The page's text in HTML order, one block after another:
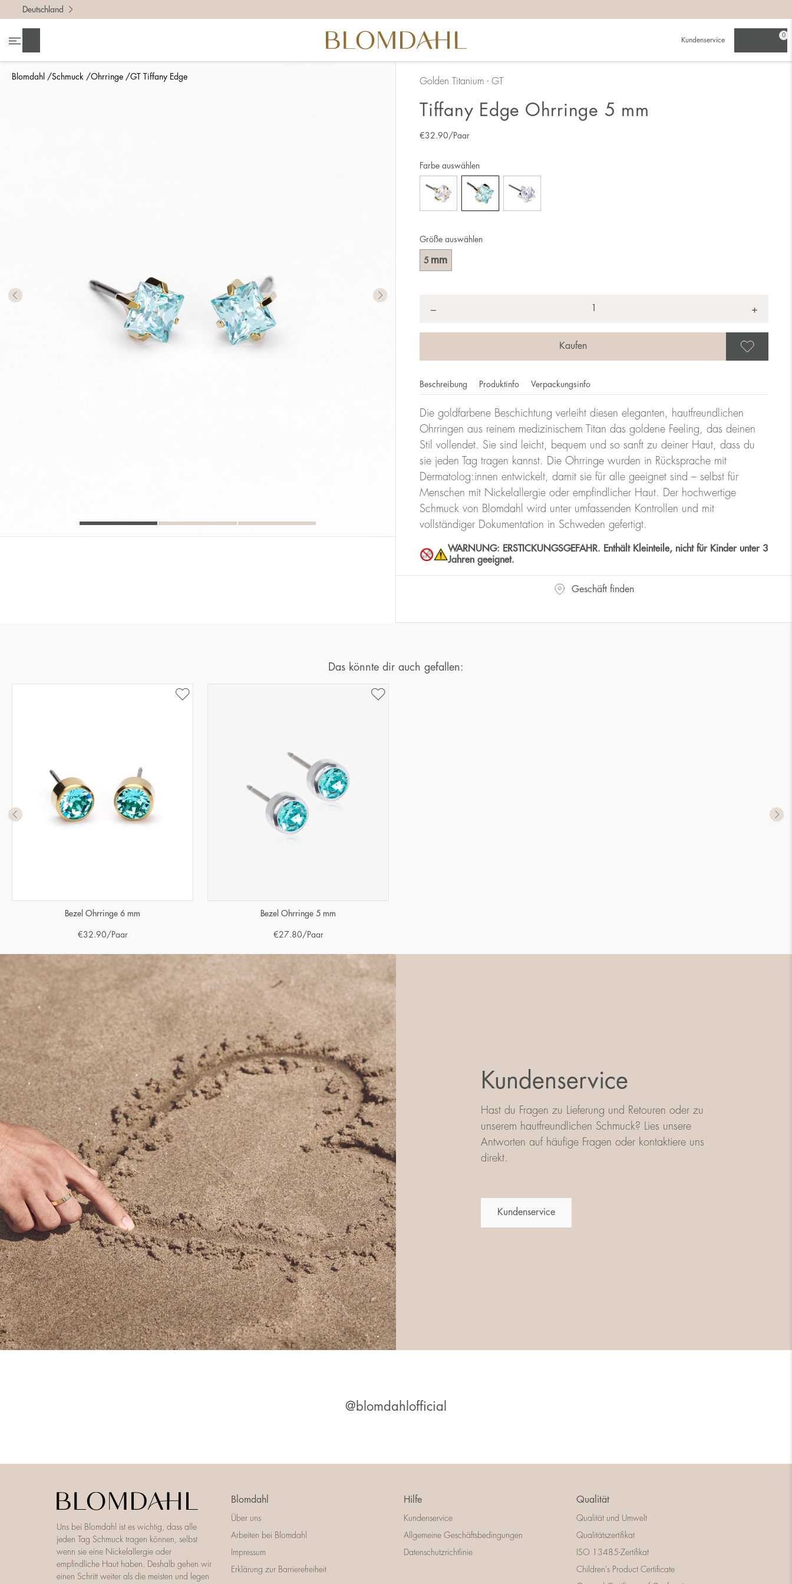
Blomdahl Schmuck Ohrringe GT Tiffany Edge
Deutschland
Kundenservice
0
Golden Titanium - GT
Tiffany Edge Ohrringe 5 mm
€32.90/Paar
Größe auswählen
5 mm
Farbe auswählen
− +
Beschreibung Produktinfo Verpackungsinfo
Die goldfarbene Beschichtung verleiht diesen eleganten, hautfreundlichen
Ohrringen aus reinem medizinischem Titan das goldene Feeling, das deinen
Stil vollendet. Sie sind leicht, bequem und so sanft zu deiner Haut, dass du
sie jeden Tag tragen kannst. Die Ohrringe wurden in Rücksprache mit
Dermatolog:innen entwickelt, damit sie für alle geeignet sind – selbst für
Menschen mit Nickelallergie oder empfindlicher Haut. Der hochwertige
Schmuck von Blomdahl wird unter umfassenden Kontrollen und mit
vollständiger Dokumentation in Schweden gefertigt.
WARNUNG: ERSTICKUNGSGEFAHR. Enthält Kleinteile, nicht für Kinder unter 3
Jahren geeignet.
Geschäft finden
Das könnte dir auch gefallen:
Bezel Ohrringe 6 mm
€32.90 /Paar
Bezel Ohrringe 5 mm
€27.80 /Paar
Kundenservice
Hast du Fragen zu Lieferung und Retouren oder zu
unserem hautfreundlichen Schmuck? Lies unsere
Antworten auf häufige Fragen oder kontaktiere uns
direkt.
Kundenservice
@blomdahlofficial
Uns bei Blomdahl ist es wichtig, dass alle
jeden Tag Schmuck tragen können, selbst
wenn sie eine Nickelallergie oder
empfindliche Haut haben. Deshalb gehen wir
einen Schritt weiter als die meisten und legen
Blomdahl
Über uns
Arbeiten bei Blomdahl
Impressum
Erklärung zur Barrierefreiheit
Hilfe
Kundenservice
Allgemeine Geschäftsbedingungen
Datenschutzrichtlinie
Qualität
Qualität und Umwelt
Qualitätszertifikat
ISO 13485-Zertifikat
Children's Product Certificate